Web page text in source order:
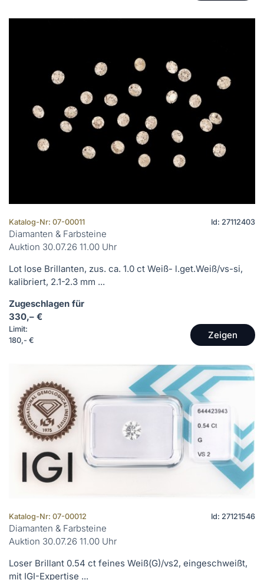
Katalog-Nr: 07-00011 Id: 27112403
Diamanten & Farbsteine
Auktion 30.07.26 11.00 Uhr
Lot lose Brillanten, zus. ca. 1.0 ct Weiß- l.get.Weiß/vs-si,
kalibriert, 2.1-2.3 mm ...
Zugeschlagen für
330,– €
Limit:
180,- €
Zeigen
Katalog-Nr: 07-00012 Id: 27121546
Diamanten & Farbsteine
Auktion 30.07.26 11.00 Uhr
Loser Brillant 0.54 ct feines Weiß(G)/vs2, eingeschweißt,
mit IGI-Expertise ...